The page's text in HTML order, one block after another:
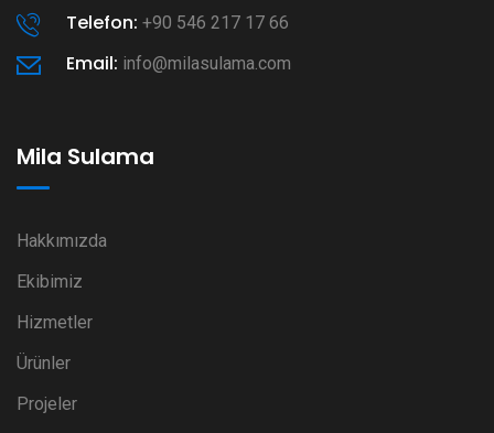
Telefon: +90 546 217 17 66
Email: info@milasulama.com
Mila Sulama
Hakkımızda
Ekibimiz
Hizmetler
Ürünler
Projeler